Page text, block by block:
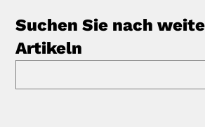
Suchen Sie nach
Artikeln